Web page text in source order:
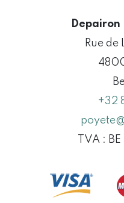
Depairon
Rue
+32
TVA :